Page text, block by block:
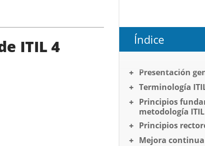
ITIL 4 Índice
Presentación
Terminología
Principios
metodología
Principios
Mejora continua